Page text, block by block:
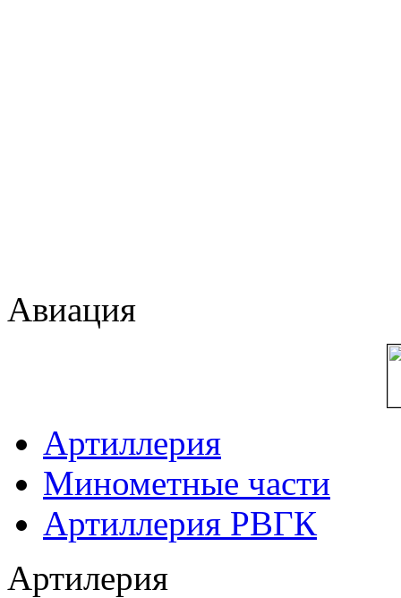
Авиация
Артиллерия
Минометные части
Артиллерия РВГК
Артилерия